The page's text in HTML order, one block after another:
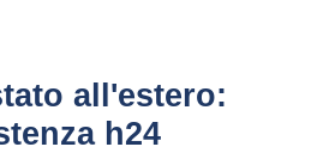
all'estero:
h24